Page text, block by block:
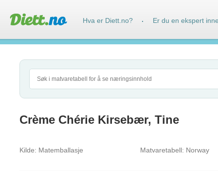
Crème Chérie Kirsebær, Tine
Kilde: Matemballasje Matvaretabell: Norway
Hva er Diett.no? · Er du en ekspert